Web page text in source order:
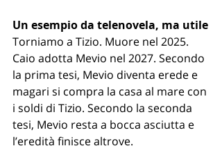
Un esempio da telenovela, ma utile
Torniamo a Tizio. Muore nel 2025.
Caio adotta Mevio nel 2027. Secondo
la prima tesi, Mevio diventa erede e
magari si compra la casa al mare con
i soldi di Tizio. Secondo la seconda
tesi, Mevio resta a bocca asciutta e
l’eredità finisce altrove.